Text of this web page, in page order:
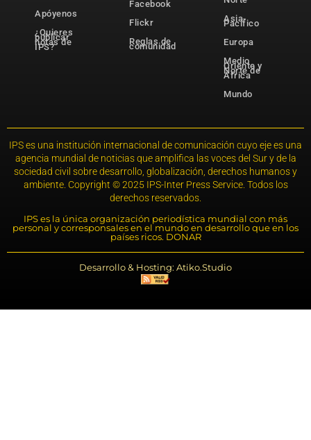
Apóyenos
¿Quieres
publicar
notas de
IPS?
Facebook
Flickr
Reglas de
comunidad
Asia-
Pacífico
Europa
Medio
Oriente y
Norte de
África
Mundo
IPS es una institución internacional de comunicación cuyo eje es una
agencia mundial de noticias que amplifica las voces del Sur y de la
sociedad civil sobre desarrollo, globalización, derechos humanos y
ambiente. Copyright © 2025 IPS-Inter Press Service. Todos los
derechos reservados.
IPS es la única organización periodística mundial con más
personal y corresponsales en el mundo en desarrollo que en los
países ricos. DONAR
Desarrollo & Hosting: Atiko.Studio